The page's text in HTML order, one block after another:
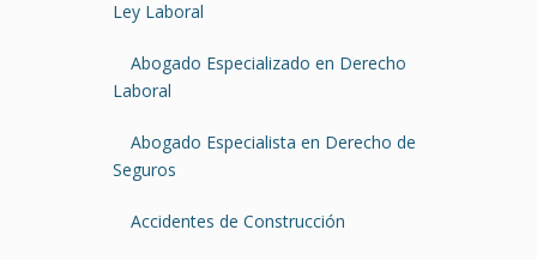
Ley Laboral
Abogado Especializado en Derecho
Laboral
Abogado Especialista en Derecho de
Seguros
Accidentes de Construcción